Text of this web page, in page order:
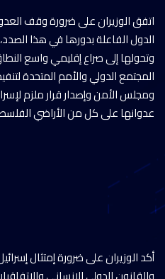
اتفق الوزيران على ضرورة وقف
الدول الفاعلة بدورها في هذا
وتحولها إلى صراع إقليمي واسع
المجتمع الدولي والأمم المتحدة
ومجلس الأمن وإصدار قرار ملزم
عدوانها على كل من الأراضي
أكد الوزيران على ضرورة إمتثال